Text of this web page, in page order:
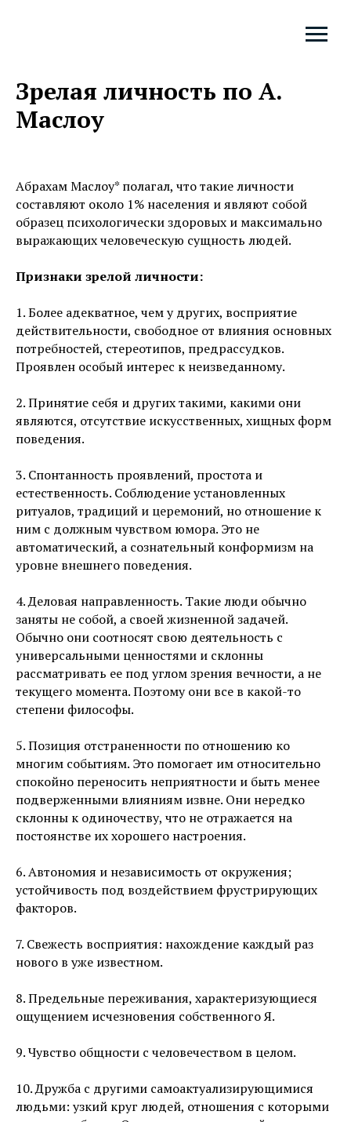
Зрелая личность по А.
Маслоу
Абрахам Маслоу* полагал, что такие личности
составляют около 1% населения и являют собой
образец психологически здоровых и максимально
выражающих человеческую сущность людей.
Признаки зрелой личности:
1. Более адекватное, чем у других, восприятие
действительности, свободное от влияния основных
потребностей, стереотипов, предрассудков.
Проявлен особый интерес к неизведанному.
2. Принятие себя и других такими, какими они
являются, отсутствие искусственных, хищных форм
поведения.
3. Спонтанность проявлений, простота и
естественность. Соблюдение установленных
ритуалов, традиций и церемоний, но отношение к
ним с должным чувством юмора. Это не
автоматический, а сознательный конформизм на
уровне внешнего поведения.
4. Деловая направленность. Такие люди обычно
заняты не собой, а своей жизненной задачей.
Обычно они соотносят свою деятельность с
универсальными ценностями и склонны
рассматривать ее под углом зрения вечности, а не
текущего момента. Поэтому они все в какой-то
степени философы.
5. Позиция отстраненности по отношению ко
многим событиям. Это помогает им относительно
спокойно переносить неприятности и быть менее
подверженными влияниям извне. Они нередко
склонны к одиночеству, что не отражается на
постоянстве их хорошего настроения.
6. Автономия и независимость от окружения;
устойчивость под воздействием фрустрирующих
факторов.
7. Свежесть восприятия: нахождение каждый раз
нового в уже известном.
8. Предельные переживания, характеризующиеся
ощущением исчезновения собственного Я.
9. Чувство общности с человечеством в целом.
10. Дружба с другими самоактуализирующимися
людьми: узкий круг людей, отношения с которыми